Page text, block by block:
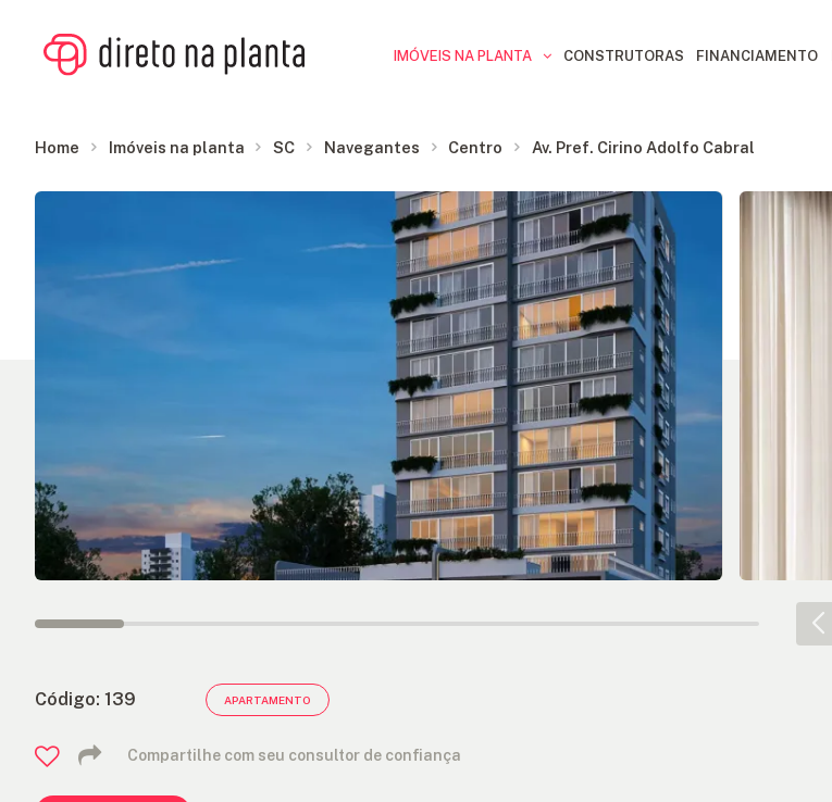
IMÓVEIS NA PLANTA CONSTRUTORAS FINANCIAMENTO
IMÓVEIS
ANUNCIE
CONOSCO
Home Imóveis na planta SC Navegantes Centro Av. Pref. Cirino Adolfo Cabral
Código: 139 APARTAMENTO
Compartilhe com seu consultor de confiança